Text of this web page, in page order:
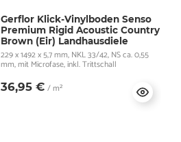
Gerflor Klick-Vinylboden Senso
Premium Rigid Acoustic Country
Brown (Eir) Landhausdiele
229 x 1492 x 5,7 mm, NKL 33/42, NS ca. 0,55
mm, mit Microfase, inkl. Trittschall
36,95 € / m²